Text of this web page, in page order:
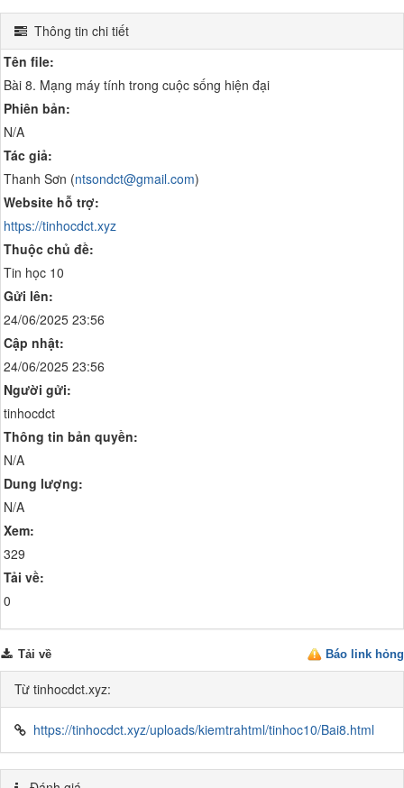
Thông tin chi tiết
Tên file:
Bài 8. Mạng máy tính trong cuộc sống hiện đại
Phiên bản:
N/A
Tác giả:
Thanh Sơn (ntsondct@gmail.com)
Website hỗ trợ:
https://tinhocdct.xyz
Thuộc chủ đề:
Tin học 10
Gửi lên:
24/06/2025 23:56
Cập nhật:
24/06/2025 23:56
Người gửi:
tinhocdct
Thông tin bản quyền:
N/A
Dung lượng:
N/A
Xem:
329
Tải về:
0
Báo link hỏng
Tải về
Từ tinhocdct.xyz:
https://tinhocdct.xyz/uploads/kiemtrahtml/tinhoc10/Bai8.html